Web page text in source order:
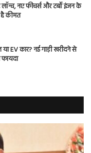
नए फीचर्स और टर्बो इंजन के
कीमत
EV कार? नई गाड़ी खरीदने से